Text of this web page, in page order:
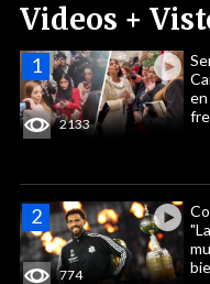
Videos +
2133
en
774